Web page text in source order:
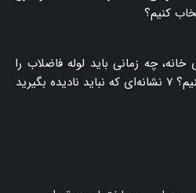
کنیم؟
چه زمانی باید لوله فاضلاب را
بگیرید